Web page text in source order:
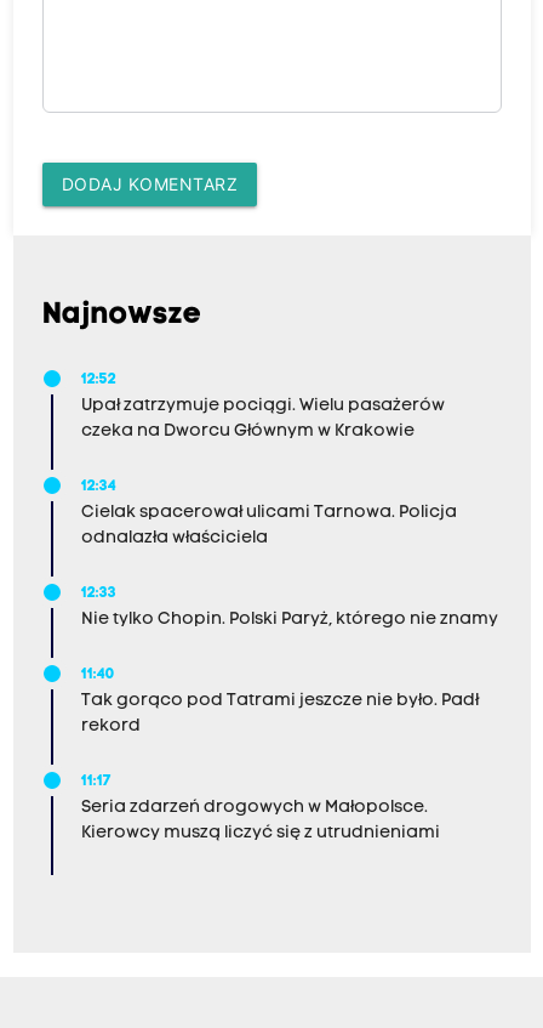
DODAJ KOMENTARZ
Najnowsze
12:52
Upał zatrzymuje pociągi. Wielu pasażerów
czeka na Dworcu Głównym w Krakowie
12:34
Cielak spacerował ulicami Tarnowa. Policja
odnalazła właściciela
12:33
Nie tylko Chopin. Polski Paryż, którego nie znamy
11:40
Tak gorąco pod Tatrami jeszcze nie było. Padł
rekord
11:17
Seria zdarzeń drogowych w Małopolsce.
Kierowcy muszą liczyć się z utrudnieniami